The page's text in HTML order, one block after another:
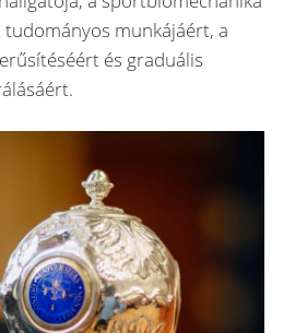
munkájáért, a
és graduális